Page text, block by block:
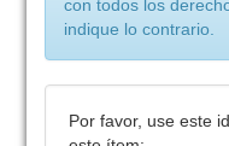
con todos los
indique lo contrario.
Por favor, use este